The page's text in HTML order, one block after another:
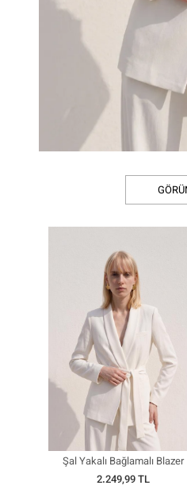
Şal Yakalı Bağlamalı Blazer
Ceket
2.249,99 TL